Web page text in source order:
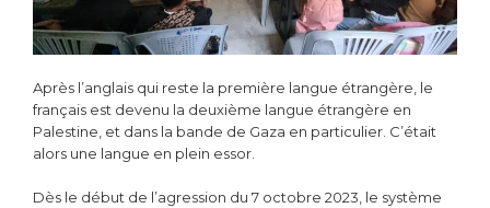
Après l’anglais qui reste la première langue étrangère, le
français est devenu la deuxième langue étrangère en
Palestine, et dans la bande de Gaza en particulier. C’était
alors une langue en plein essor.
Dès le début de l’agression du 7 octobre 2023, le système